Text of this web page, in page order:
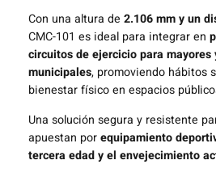
Con una altura de 2.106 mm y un
CMC-101 es ideal para integrar en
circuitos de ejercicio para mayores
municipales, promoviendo hábitos
bienestar físico en espacios
Una solución segura y resistente
apuestan porequipamiento
tercera edad y el envejecimiento